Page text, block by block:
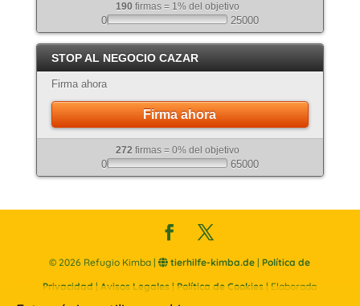
190 firmas = 1% del objetivo
0 25000
STOP AL NEGOCIO CAZAR
Firma ahora
Firma ahora
272 firmas = 0% del objetivo
0 65000
©2026 Refugio Kimba | tierhilfe-kimba.de | Política de
Privacidad |Avisos Legales | Política de Cookies | Elaborada